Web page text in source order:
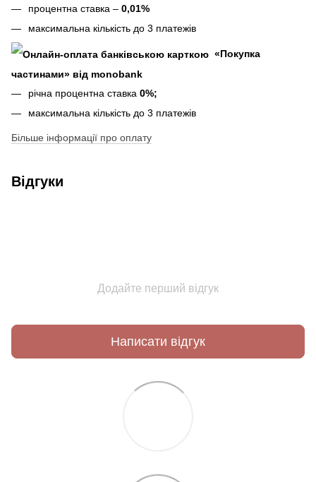
процентна ставка – 0,01%
максимальна кількість до 3 платежів
«Покупка
частинами» від monobank
річна процентна ставка 0%;
максимальна кількість до 3 платежів
Більше інформації про оплату
Відгуки
Додайте перший відгук
Написати відгук